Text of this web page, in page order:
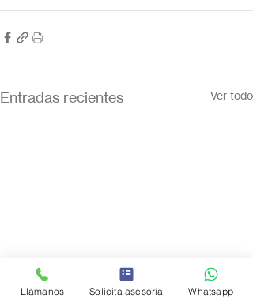
Entradas recientes Ver todo
Llámanos Solicita asesoría Whatsapp